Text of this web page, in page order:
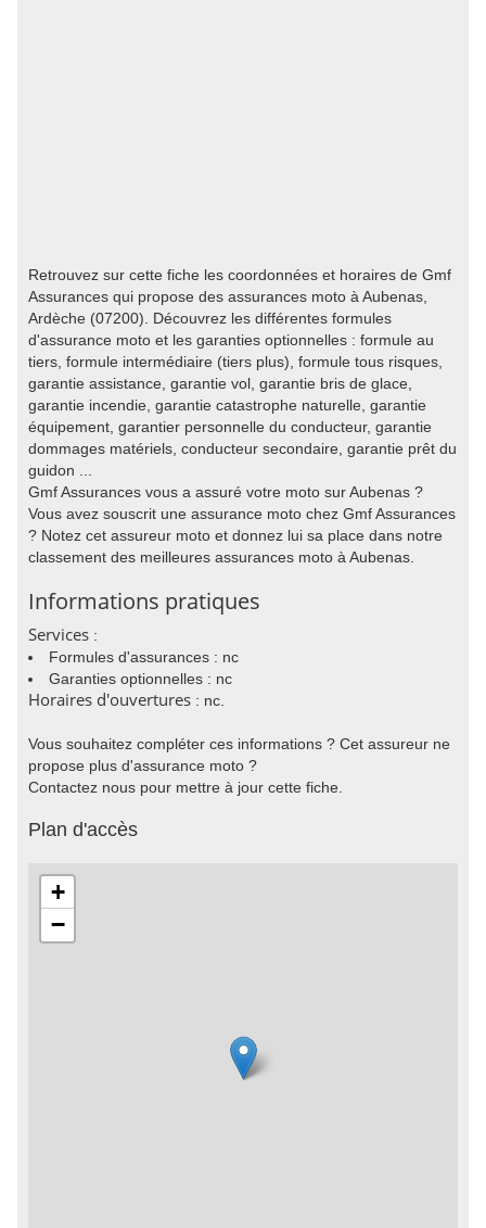
Retrouvez sur cette fiche les coordonnées et horaires de Gmf
Assurances qui propose des assurances moto à Aubenas,
Ardèche (07200). Découvrez les différentes formules
d'assurance moto et les garanties optionnelles : formule au
tiers, formule intermédiaire (tiers plus), formule tous risques,
garantie assistance, garantie vol, garantie bris de glace,
garantie incendie, garantie catastrophe naturelle, garantie
équipement, garantier personnelle du conducteur, garantie
dommages matériels, conducteur secondaire, garantie prêt du
guidon ...
Gmf Assurances vous a assuré votre moto sur Aubenas ?
Vous avez souscrit une assurance moto chez Gmf Assurances
? Notez cet assureur moto et donnez lui sa place dans notre
classement des meilleures assurances moto à Aubenas.
Informations pratiques
Services :
Formules d'assurances : nc
Garanties optionnelles : nc
Horaires d'ouvertures : nc.
Vous souhaitez compléter ces informations ? Cet assureur ne
propose plus d'assurance moto ?
Contactez nous pour mettre à jour cette fiche.
Plan d'accès
+
−